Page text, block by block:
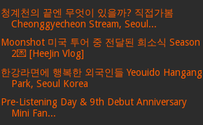
청계천의 끝엔 무엇이 있을까? 직접가봄
Cheonggyecheon Stream, Seoul...
Moonshot 미국 투어 중 전달된 희소식 Season
2💌 [HeeJin Vlog]
한강라면에 행복한 외국인들 Yeouido Hangang
Park, Seoul Korea
Pre-Listening Day & 9th Debut Anniversary
Mini Fan...